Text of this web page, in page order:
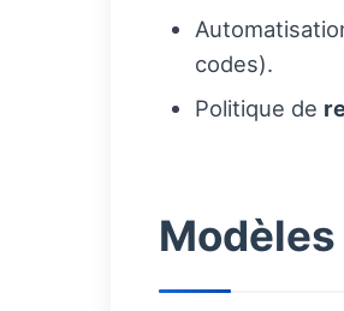
codes).
Politique de